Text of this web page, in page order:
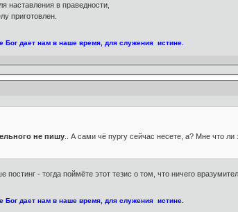
наставления в праведности,
приготовлен.
Бог дает нам в наше время, для служения истине.
не пишу.. А сами чё пургу сейчас несете, а? Мне что ли
- тогда поймёте этот тезис о том, что ничего
Бог дает нам в наше время, для служения истине.